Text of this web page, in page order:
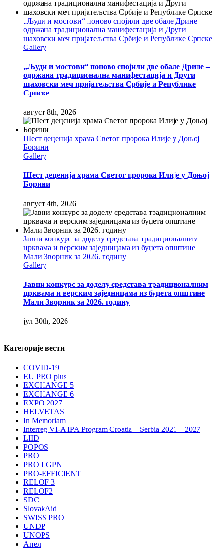
„Људи и мостови“ поново спојили две обале Дрине –
одржана традиционална манифестација и Други
шаховски меч пријатељства Србије и Републике Српске
Gallery
„Људи и мостови“ поново спојили две обале Дрине –
одржана традиционална манифестација и Други
шаховски меч пријатељства Србије и Републике
Српске
август 8th, 2026
Шест деценија храма Светог пророка Илије у Доњој
Борини
Gallery
Шест деценија храма Светог пророка Илије у Доњој
Борини
август 4th, 2026
Јавни конкурс за доделу средстава традиционалним
црквама и верским заједницама из буџета општине
Мали Зворник за 2026. годину
Gallery
Јавни конкурс за доделу средстава традиционалним
црквама и верским заједницама из буџета општине
Мали Зворник за 2026. годину
јул 30th, 2026
Категорије вести
COVID-19
EU PRO plus
EXCHANGE 5
EXCHANGE 6
EXPO 2027
HELVETAS
In Memoriam
Interreg VI-A IPA Program Croatia – Serbia 2021 – 2027
LIID
POPOS
PRO
PRO LGPN
PRO-EFFICIENT
RELOF 3
RELOF2
SDC
SlovakAid
SWISS PRO
UNDP
UNOPS
Апел